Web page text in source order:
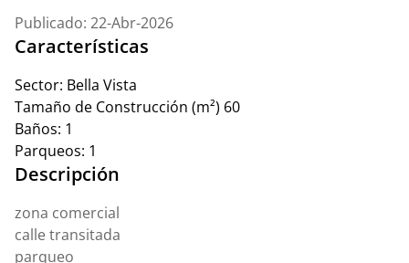
Publicado: 22-Abr-2026
Características
Sector: Bella Vista
Tamaño de Construcción (m²) 60
Baños: 1
Parqueos: 1
Descripción
zona comercial
calle transitada
parqueo